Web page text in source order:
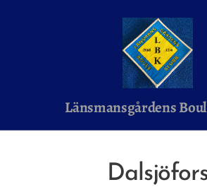
Länsmansgårdens